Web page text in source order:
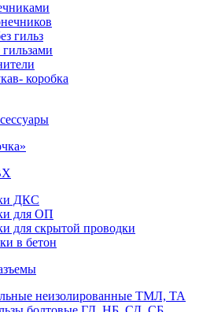
гильз
коробка
ДКС
для ОП
для скрытой проводки
в бетон
неизолированные ТМЛ, ТА